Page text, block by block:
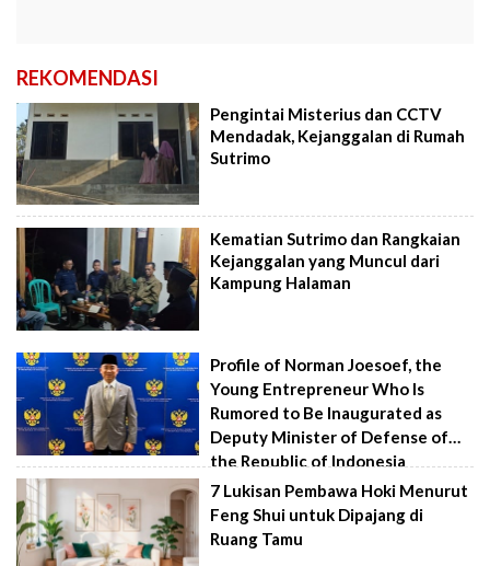
REKOMENDASI
Pengintai Misterius dan CCTV
Mendadak, Kejanggalan di Rumah
Sutrimo
Kematian Sutrimo dan Rangkaian
Kejanggalan yang Muncul dari
Kampung Halaman
Profile of Norman Joesoef, the
Young Entrepreneur Who Is
Rumored to Be Inaugurated as
Deputy Minister of Defense of
the Republic of Indonesia
7 Lukisan Pembawa Hoki Menurut
Feng Shui untuk Dipajang di
Ruang Tamu